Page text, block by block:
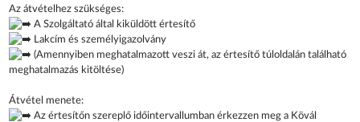
Az átvételhez szükséges:
A Szolgáltató által kiküldött értesítő
Lakcím és személyigazolvány
(Amennyiben meghatalmazott veszi át, az értesítő túloldalán található
meghatalmazás kitöltése)
Átvétel menete:
Az értesítőn szereplő időintervallumban érkezzen meg a Kövál